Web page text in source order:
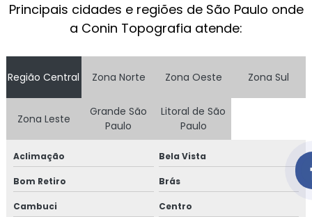
TERRAPLENAGEM EM SÃO PAULO
TERRAPLENAGEM PREÇO
TERRAPLENAGEM PREÇO M3
TERRAPLENAGEM TOPOGRAFIA
TOPOGRAFIA COM DRONE
TOPOGRAFIA DE PRECISÃO
TOPOGRAFIA DE TERRENO QUANTO CUSTA
Principais cidades e regiões de São Paulo onde
a Conin Topografia atende:
Região Central Zona Norte Zona Oeste Zona Sul
Zona Leste
Grande São
Paulo
Litoral de São
Paulo
Aclimação Bela Vista
Bom Retiro Brás
Cambuci Centro